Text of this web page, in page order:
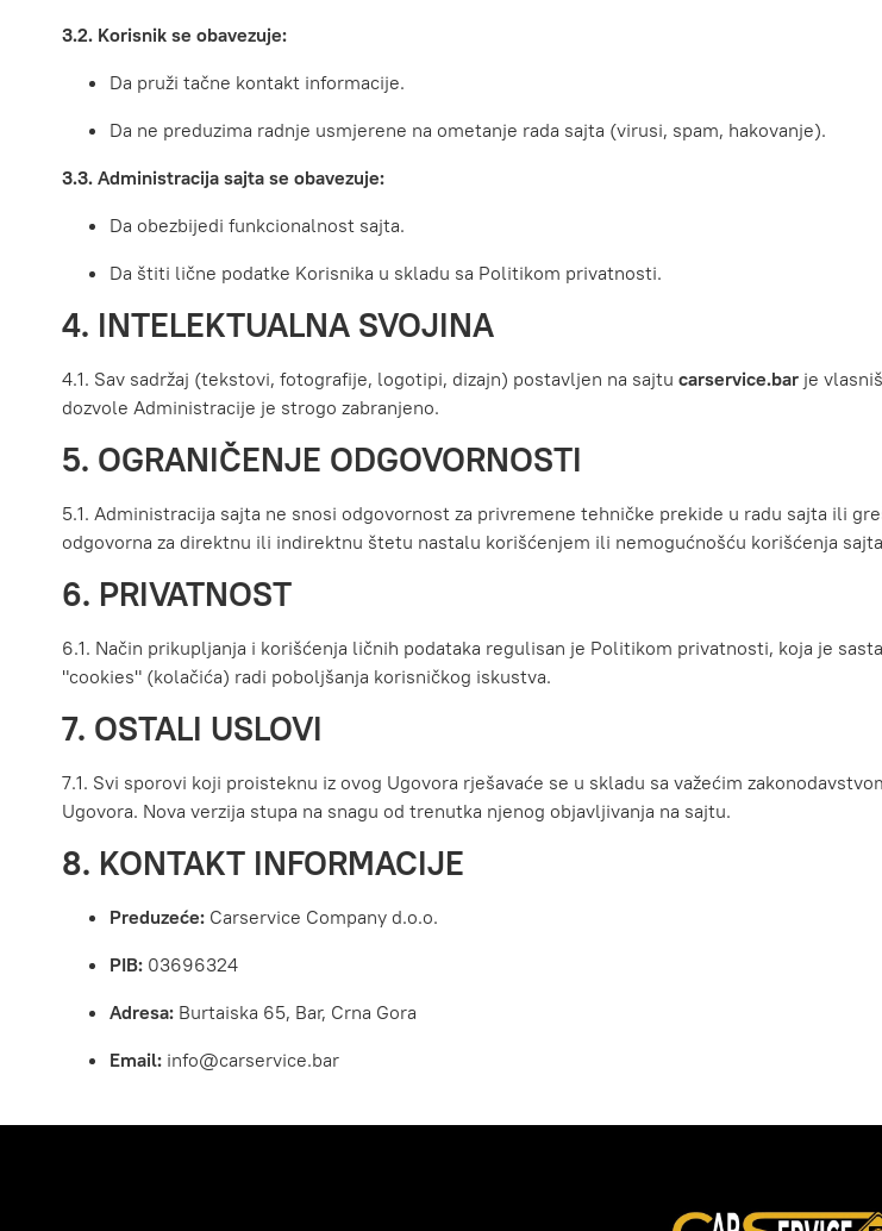
3.2. Korisnik se obavezuje:
Da pruži tačne kontakt informacije.
Da ne preduzima radnje usmjerene na ometanje rada sajta (virusi, spam, hakovanje).
3.3. Administracija sajta se obavezuje:
Da obezbijedi funkcionalnost sajta.
Da štiti lične podatke Korisnika u skladu sa Politikom privatnosti.
4. INTELEKTUALNA SVOJINA
4.1. Sav sadržaj (tekstovi, fotografije, logotipi, dizajn) postavljen na sajtu carservice.bar je
dozvole Administracije je strogo zabranjeno.
5. OGRANIČENJE ODGOVORNOSTI
5.1. Administracija sajta ne snosi odgovornost za privremene tehničke prekide u radu sajta ili
odgovorna za direktnu ili indirektnu štetu nastalu korišćenjem ili nemogućnošću korišćenja
6. PRIVATNOST
6.1. Način prikupljanja i korišćenja ličnih podataka regulisan je Politikom privatnosti, koja je
"cookies" (kolačića) radi poboljšanja korisničkog iskustva.
7. OSTALI USLOVI
7.1. Svi sporovi koji proisteknu iz ovog Ugovora rješavaće se u skladu sa važećim
Ugovora. Nova verzija stupa na snagu od trenutka njenog objavljivanja na sajtu.
8. KONTAKT INFORMACIJE
Preduzeće: Carservice Company d.o.o.
PIB: 03696324
Adresa: Burtaiska 65, Bar, Crna Gora
Email: info@carservice.bar